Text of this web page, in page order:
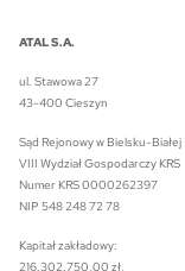
ATAL S.A.
ul. Stawowa 27
43-400 Cieszyn
Sąd Rejonowy w Bielsku-Białej
VIII Wydział Gospodarczy KRS
Numer KRS 0000262397
NIP 548 248 72 78
Kapitał zakładowy:
216.302.750,00 zł,